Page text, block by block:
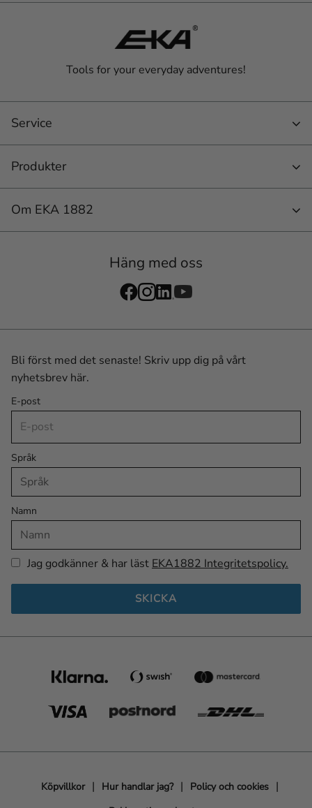
Tools for your everyday adventures!
Service
Produkter
Om EKA 1882
Häng med oss
Bli först med det senaste! Skriv upp dig på vårt
nyhetsbrev här.
E-post
Språk
Namn
Jag godkänner & har läst EKA1882 Integritetspolicy.
SKICKA
Köpvillkor Hur handlar jag?
Policy och cookies